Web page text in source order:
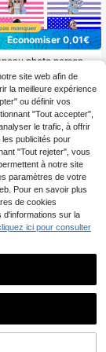
Économiser 0,01€
photo personna
nationale personnali
tournée de concert,
pour salon et mai
Bannière couronne
marque d'âge p
1
site web afin de
la meilleure expérience
ou définir vos
"Tout accepter",
le trafic, à offrir
publicités pour
"Tout rejeter", vous
à notre site
paramètres de votre
Pour en savoir plus
de cookies
d'informations sur la
ici pour consulter